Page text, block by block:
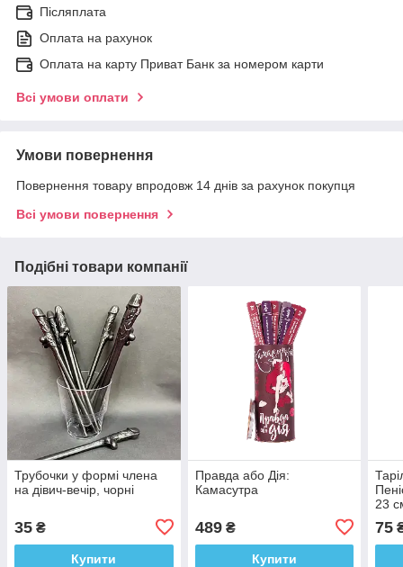
Післяплата
Оплата на рахунок
Оплата на карту Приват Банк за номером карти
Всі умови оплати
Умови повернення
Повернення товару впродовж 14 днів за рахунок покупця
Всі умови повернення
Подібні товари компанії
Трубочки у формі члена
на дівич-вечір, чорні
35 ₴
Купити
Правда або Дія:
Камасутра
489₴
Купити
23
75